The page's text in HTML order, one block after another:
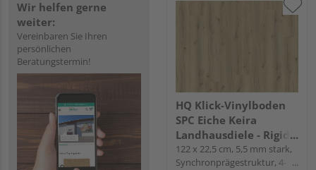
Wir helfen gerne
weiter:
Vereinbaren Sie Ihren
persönlichen
Beratungstermin!
HQ Klick-Vinylboden
SPC Eiche Keira
Landhausdiele - Rigid-
LVT
122 x 22,5 cm, 5,5 mm stark,
Synchronprägestruktur, 4-